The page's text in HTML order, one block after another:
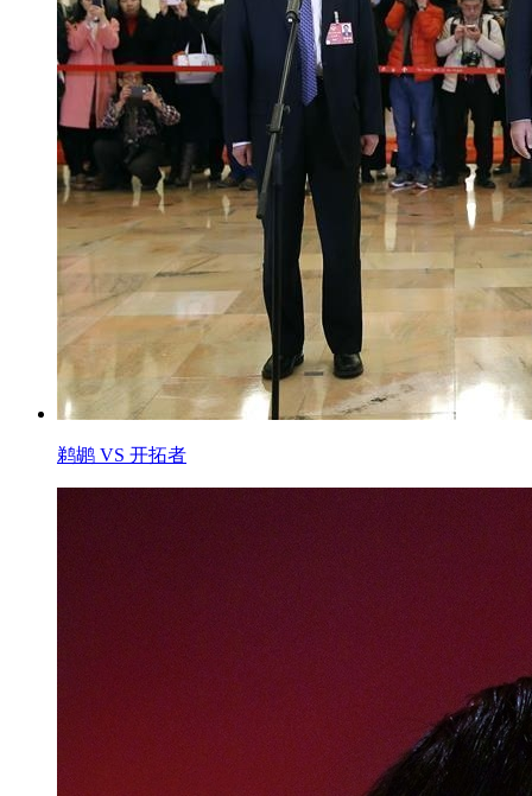
鹈鹕 VS 开拓者